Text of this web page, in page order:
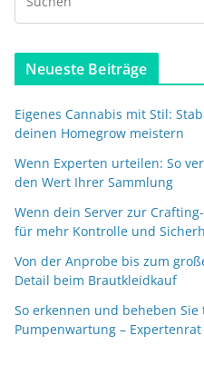
Neueste Beiträge
Eigenes Cannabis mit Stil:
deinen Homegrow meistern
Wenn Experten urteilen: So
den Wert Ihrer Sammlung
Wenn dein Server zur
für mehr Kontrolle und
Von der Anprobe bis zum
Detail beim Brautkleidkauf
So erkennen und beheben
Pumpenwartung –